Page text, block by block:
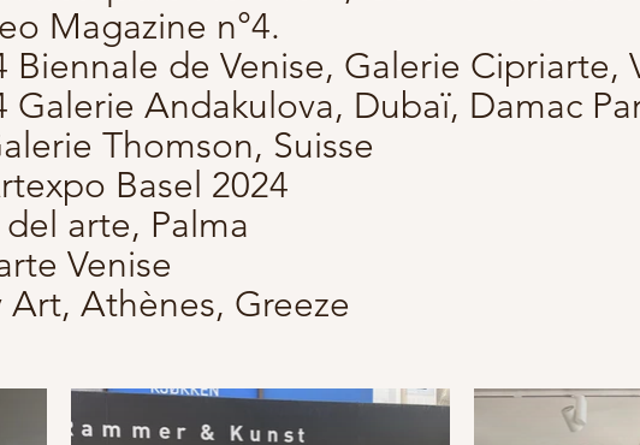
Magazine n°4.
Biennale de Venise, Galerie Cipriarte,
Galerie Andakulova, Dubaï, Damac
Thomson, Suisse
Basel 2024
arte, Palma
Venise
Athènes, Greeze